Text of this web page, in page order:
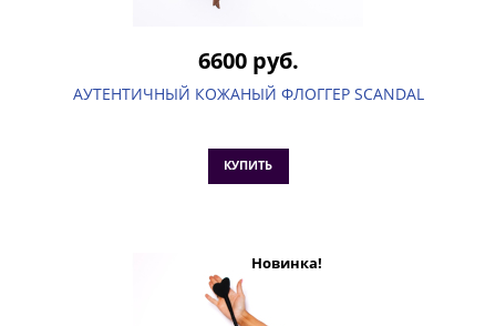
6600 руб.
АУТЕНТИЧНЫЙ КОЖАНЫЙ ФЛОГГЕР SCANDAL
КУПИТЬ
Новинка!